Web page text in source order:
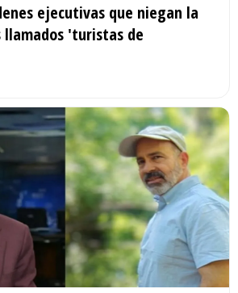
ejecutivas que niegan la
llamados 'turistas de